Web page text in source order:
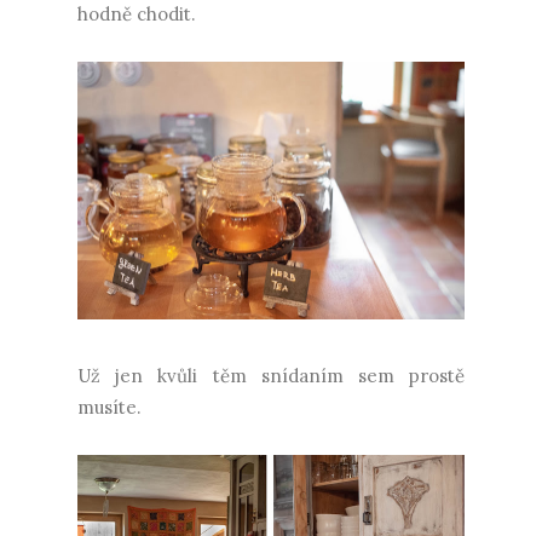
hodně chodit.
Už jen kvůli těm snídaním sem prostě
musíte.